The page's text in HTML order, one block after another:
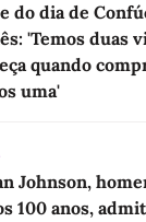
do dia de
'Temos duas
quando
uma'
Johnson,
100 anos,